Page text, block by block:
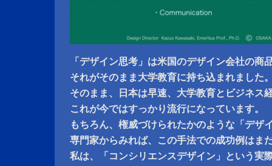
「デザイン思考」は米国のデザイン会社の商
それがそのまま大学教育に持ち込まれました
そのまま、日本は早速、大学教育とビジネス
これが今ではすっかり流行になっています。
もちろん、権威づけられたかのような「デザ
専門家からみれば、この手法での成功例はま
私は、「コンシリエンスデザイン」という実